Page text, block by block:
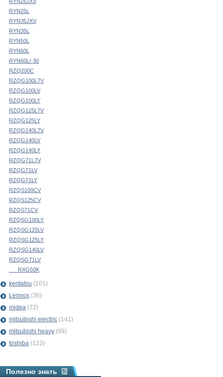
RYN25L
RYN35JXV
RYN35L
RYN50L
RYN60L
RYN60L/-30
RZQ200C
RZQG100L7V
RZQG100LV
RZQG100LY
RZQG125L7V
RZQG125LY
RZQG140L7V
RZQG140LV
RZQG140LY
RZQG71L7V
RZQG71LV
RZQG71LY
RZQS100CV
RZQS125CV
RZQS71CV
RZQSG100LY
RZQSG125LV
RZQSG125LY
RZQSG140LV
RZQSG71LV
___RXG50K
kentatsu (101)
Lennox (36)
midea (72)
mitsubishi electric (141)
mitsubishi heavy (99)
toshiba (122)
Полезно знать